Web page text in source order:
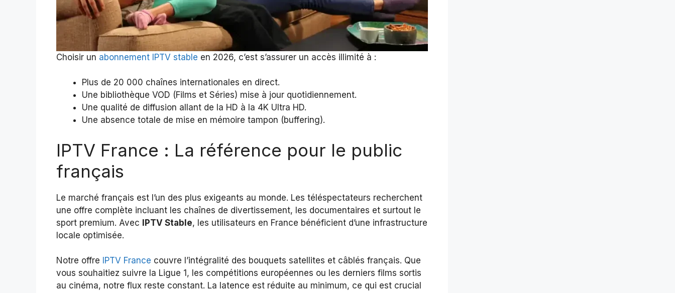
Choisir un abonnement IPTV stable en 2026, c’est s’assurer un accès illimité à :
Plus de 20 000 chaînes internationales en direct.
Une bibliothèque VOD (Films et Séries) mise à jour quotidiennement.
Une qualité de diffusion allant de la HD à la 4K Ultra HD.
Une absence totale de mise en mémoire tampon (buffering).
IPTV France : La référence pour le public
français
Le marché français est l’un des plus exigeants au monde. Les téléspectateurs recherchent
une offre complète incluant les chaînes de divertissement, les documentaires et surtout le
sport premium. Avec IPTV Stable, les utilisateurs en France bénéficient d’une infrastructure
locale optimisée.
Notre offre IPTV France couvre l’intégralité des bouquets satellites et câblés français. Que
vous souhaitiez suivre la Ligue 1, les compétitions européennes ou les derniers films sortis
au cinéma, notre flux reste constant. La latence est réduite au minimum, ce qui est crucial